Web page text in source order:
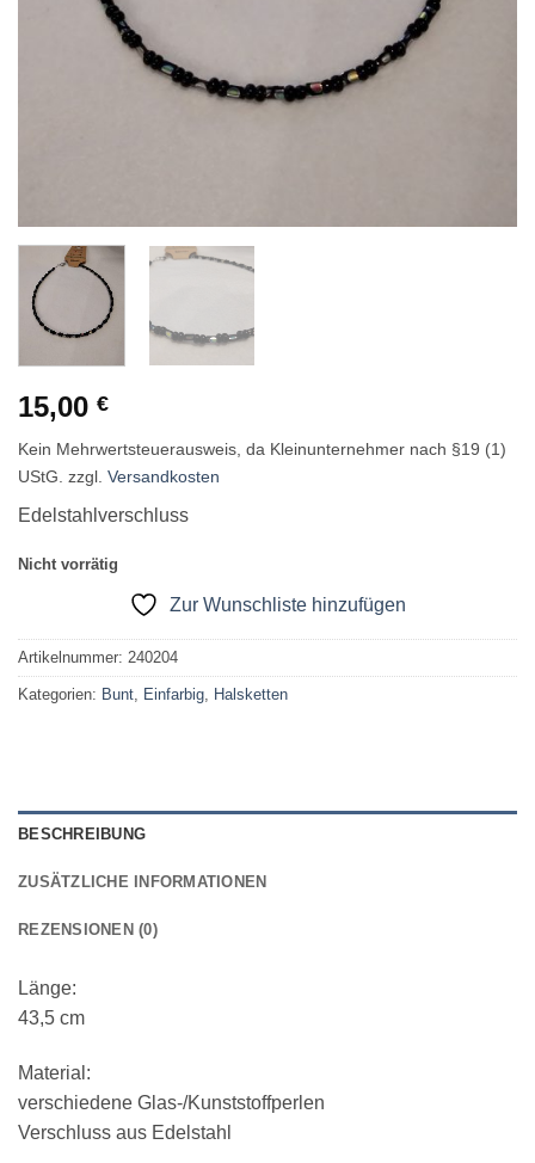
15,00 €
Kein Mehrwertsteuerausweis, da Kleinunternehmer nach §19 (1)
UStG. zzgl. Versandkosten
Edelstahlverschluss
Nicht vorrätig
Zur Wunschliste hinzufügen
Artikelnummer: 240204
Kategorien: Bunt Einfarbig Halsketten
BESCHREIBUNG
ZUSÄTZLICHE INFORMATIONEN
REZENSIONEN (0)
Länge:
43,5 cm
Material:
verschiedene Glas-/Kunststoffperlen
Verschluss aus Edelstahl